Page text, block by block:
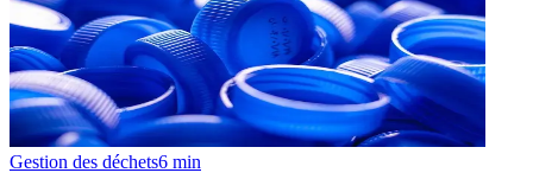
Gestion des déchets6 min